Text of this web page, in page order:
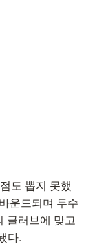
도 뽑지 못했
운드되며 투수
글러브에 맞고
다.